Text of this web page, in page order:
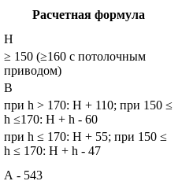
Расчетная формула
H
≥ 150 (≥160 c потолочным
приводом)
B
при h > 170: H + 110; при 150 ≤
h ≤170: H + h - 60
при h ≤ 170: H + 55; при 150 ≤
h ≤ 170: H + h - 47
А - 543